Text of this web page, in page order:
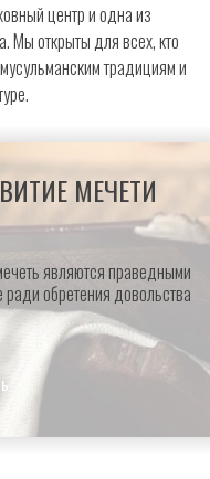
центр и одна из
Мы открыты для всех, кто
традициям и
МЕЧЕТИ
являются праведными
обретения довольства